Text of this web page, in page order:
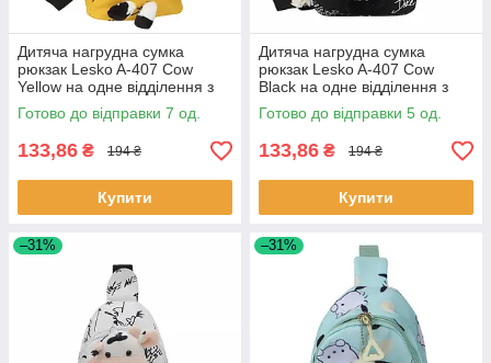
Дитяча нагрудна сумка
рюкзак Lesko A-407 Cow
Yellow на одне відділення з
ремінцем 7 шт.
Готово до відправки 7 од.
133,86 ₴ 194 ₴
Купити
Дитяча нагрудна сумка
рюкзак Lesko A-407 Cow
Black на одне відділення з
ремінцем 5 шт.
Готово до відправки 5 од.
133,86 ₴ 194 ₴
Купити
–31% –31%